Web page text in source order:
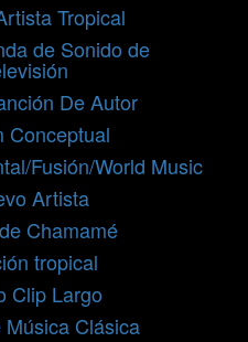
Tropical
de Sonido de
De Autor
Conceptual
Fusión/World Music
Artista
Chamamé
tropical
Clip Largo
Clásica